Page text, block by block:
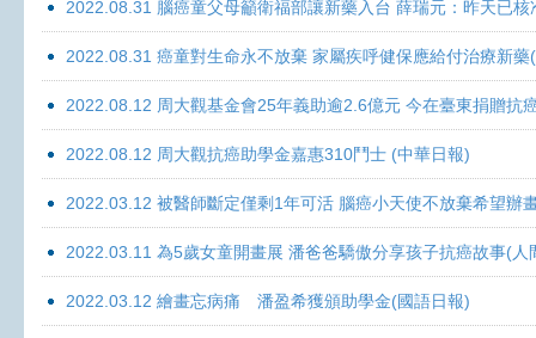
2022.08.31 腦癌童父母籲衛福部讓新藥入台 薛瑞元：昨天已
2022.08.31 癌童對生命永不放棄 家屬疾呼健保應給付治療新藥
2022.08.12 周大觀基金會25年義助逾2.6億元 今在臺東捐贈抗
2022.08.12 周大觀抗癌助學金嘉惠310鬥士 (中華日報)
2022.03.12 被醫師斷定僅剩1年可活 腦癌小天使不放棄希望辦
2022.03.11 為5歲女童開畫展 潘爸爸驕傲分享孩子抗癌故事(人
2022.03.12 繪畫忘病痛 潘盈希獲頒助學金(國語日報)